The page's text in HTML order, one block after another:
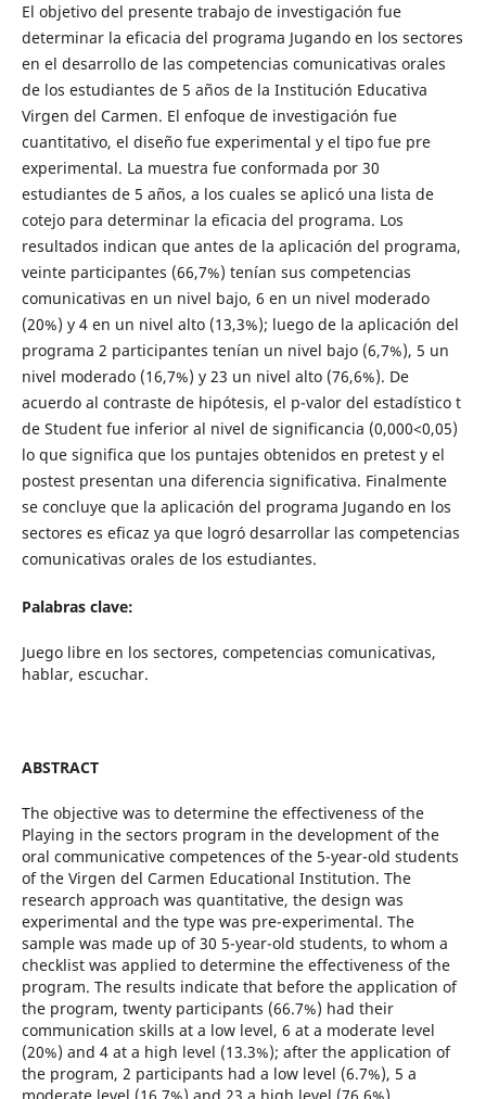
El objetivo del presente trabajo de investigación fue
determinar la eficacia del programa Jugando en los sectores
en el desarrollo de las competencias comunicativas orales
de los estudiantes de 5 años de la Institución Educativa
Virgen del Carmen. El enfoque de investigación fue
cuantitativo, el diseño fue experimental y el tipo fue pre
experimental. La muestra fue conformada por 30
estudiantes de 5 años, a los cuales se aplicó una lista de
cotejo para determinar la eficacia del programa. Los
resultados indican que antes de la aplicación del programa,
veinte participantes (66,7%) tenían sus competencias
comunicativas en un nivel bajo, 6 en un nivel moderado
(20%) y 4 en un nivel alto (13,3%); luego de la aplicación del
programa 2 participantes tenían un nivel bajo (6,7%), 5 un
nivel moderado (16,7%) y 23 un nivel alto (76,6%). De
acuerdo al contraste de hipótesis, el p-valor del estadístico t
de Student fue inferior al nivel de significancia (0,000<0,05)
lo que significa que los puntajes obtenidos en pretest y el
postest presentan una diferencia significativa. Finalmente
se concluye que la aplicación del programa Jugando en los
sectores es eficaz ya que logró desarrollar las competencias
comunicativas orales de los estudiantes.
Palabras clave:
Juego libre en los sectores, competencias comunicativas,
hablar, escuchar.
ABSTRACT
The objective was to determine the effectiveness of the
Playing in the sectors program in the development of the
oral communicative competences of the 5-year-old students
of the Virgen del Carmen Educational Institution. The
research approach was quantitative, the design was
experimental and the type was pre-experimental. The
sample was made up of 30 5-year-old students, to whom a
checklist was applied to determine the effectiveness of the
program. The results indicate that before the application of
the program, twenty participants (66.7%) had their
communication skills at a low level, 6 at a moderate level
(20%) and 4 at a high level (13.3%); after the application of
the program, 2 participants had a low level (6.7%), 5 a